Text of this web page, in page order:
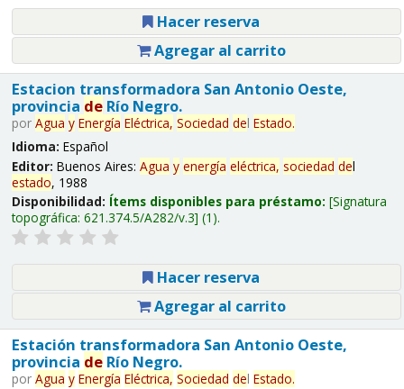
Hacer reserva
Agregar al carrito
Estacion transformadora San Antonio Oeste,
provincia deRío Negro.
por Agua y Energía Eléctrica, Sociedad del Estado.
Idioma: Español
Editor: Buenos Aires: Agua y energía eléctrica, sociedad del
estado, 1988
Disponibilidad: Ítems disponibles para préstamo: Signatura
topográfica: 621.374.5/A282/v.3 (1).
Hacer reserva
Agregar al carrito
Estación transformadora San Antonio Oeste,
provincia deRío Negro.
por Agua y Energía Eléctrica, Sociedad del Estado.